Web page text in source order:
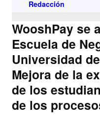
Redacción
WooshPay se
Escuela de
Universidad
Mejora de la
de los
de los